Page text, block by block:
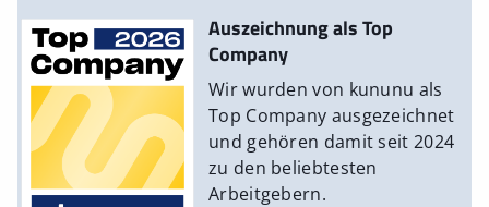
Auszeichnung als Top
Company
Wir wurden von kununu als
Top Company ausgezeichnet
und gehören damit seit 2024
zu den beliebtesten
Arbeitgebern.